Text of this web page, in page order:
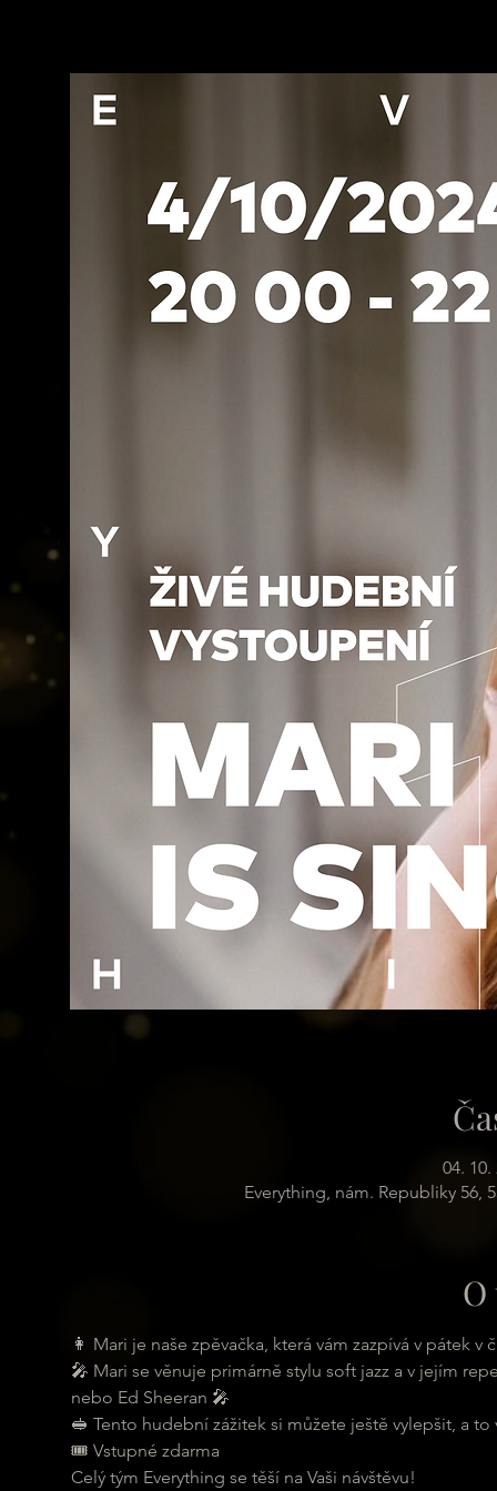
04. 10.
Everything, nám. Republiky 56,
👩 Mari je naše zpěvačka, která vám zazpívá v pátek v
🎤 Mari se věnuje primárně stylu soft jazz a v jejím
nebo Ed Sheeran 🎤
🥪 Tento hudební zážitek si můžete ještě vylepšit, a
🎟 Vstupné zdarma
Celý tým Everything se těší na Vaši návštěvu!